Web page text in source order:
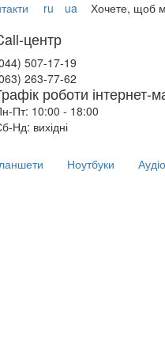
ru ua Хочете, щоб
центр
507-17-19
263-77-62
роботи інтернет-
Пт: 10:00 - 18:00
Нд: вихідні
Ноутбуки Аудіо